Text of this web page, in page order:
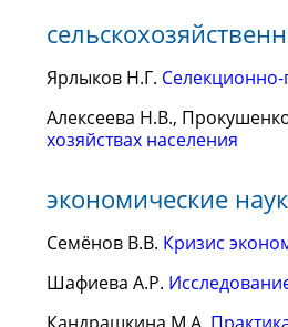
Ярлыков Н.Г.
Алексеева Н.В.,
хозяйствах населения
экономические
Семёнов В.В. Кризис
Шафиева А.Р.